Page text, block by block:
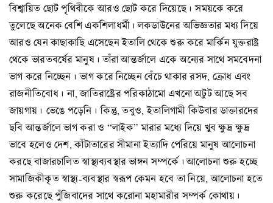
বিশ্বায়িত ছোট পৃথিবীকে আরও ছোট করে দিয়েছে। সময়কে করে
তুলেছে অনেক বেশি একশিলাধর্মী। লকডাউনের অভিজ্ঞতার মধ্য দিয়ে
আরও যেন কাছাকাছি এসেছেন ইতালি থেকে শুরু করে মার্কিন যুক্তরাষ্ট্র
থেকে ভারতবর্ষের মানুষ। তাঁরা আন্তর্জালে একে অন্যের সাথে সমবেদনা
ভাগ করে নিচ্ছেন। ভাগ করে নিচ্ছেন বেঁচে থাকার রসদ, ক্রোধ এবং
রাজনীতিবোধ। না, জাতিরাষ্ট্রের পরিকাঠামো এখনো অটুট আছে সব
জায়গায়। ভেঙে পড়েনি। কিন্তু, তবুও, ইতালিগামী কিউবার ডাক্তারদের
ছবি আন্তর্জালে ভাগ করা ও “লাইক” মারার মধ্যে দিয়ে খুব ক্ষুদ্র ক্ষুদ্র
ভাবে হলেও দেশ, কাঁটাতারের সীমানা ইত্যাদি পেরিয়ে মানুষ আলোচনা
করছে বাজারচালিত স্বাস্থ্যব্যবস্থার ভাঙ্গন সম্পর্কে। আলোচনা শুরু হচ্ছে
সামাজিকীকৃত স্বাস্থ্য-ব্যবস্থার স্বরূপ কেমন হবে তা নিয়ে, আলোচনা হতে
শুরু করেছে পুঁজিবাদের সাথে করোনা মহামারীর সম্পর্ক কোথায়।